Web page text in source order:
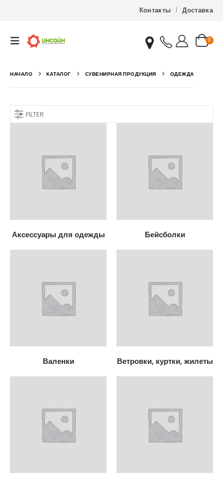
Контакты Доставка
0
НАЧАЛО КАТАЛОГ СУВЕНИРНАЯ ПРОДУКЦИЯ ОДЕЖДА
FILTER
Аксессуары для одежды Бейсболки
Валенки Ветровки, куртки, жилеты